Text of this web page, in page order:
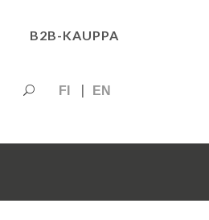
B2B-KAUPPA
FI EN